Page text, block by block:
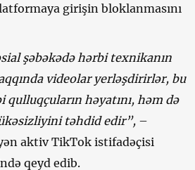
girişin bloklanmasını
şəbəkədə hərbi texnikanın
videolar yerləşdirirlər, bu
həyatını, həm də
təhdid edir”,–
aktiv TikTok istifadəçisi
qeyd edib.